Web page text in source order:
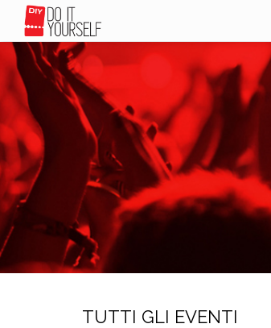
TUTTI GLI EVENTI